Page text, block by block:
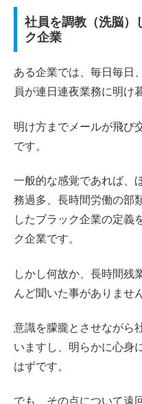
社員を調教（洗脳）
ク企業
ある企業では、毎日毎日
員が連日連夜業務に明け
明け方までメールが飛び
です。
一般的な感覚であれば、
務過多、長時間労働の部
したブラック企業の定義
ク企業です。
しかし何故か、長時間残
んど聞いた事がありませ
意識を朦朧とさせながら
いますし、明らかに心身
はずです。
でも、その点について遠